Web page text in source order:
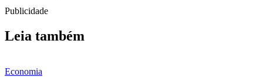
Publicidade
Leia também
Economia